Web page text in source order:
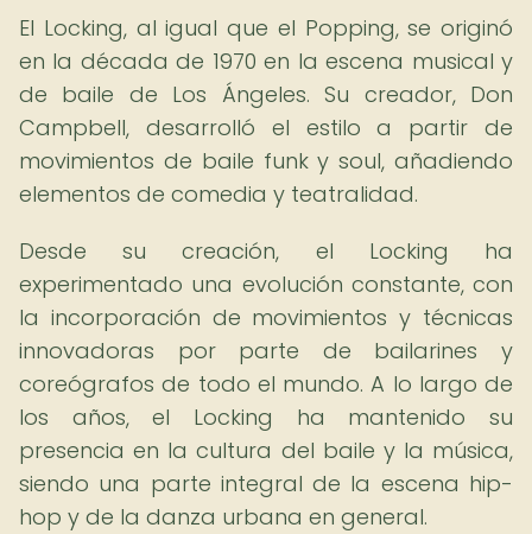
El Locking, al igual que el Popping, se originó
en la década de 1970 en la escena musical y
de baile de Los Ángeles. Su creador, Don
Campbell, desarrolló el estilo a partir de
movimientos de baile funk y soul, añadiendo
elementos de comedia y teatralidad.
Desde su creación, el Locking ha
experimentado una evolución constante, con
la incorporación de movimientos y técnicas
innovadoras por parte de bailarines y
coreógrafos de todo el mundo. A lo largo de
los años, el Locking ha mantenido su
presencia en la cultura del baile y la música,
siendo una parte integral de la escena hip-
hop y de la danza urbana en general.